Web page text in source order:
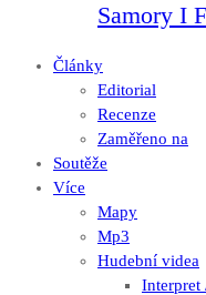
Samory I
Články
Editorial
Recenze
Zaměřeno na
Soutěže
Více
Mapy
Mp3
Hudební videa
Interpret